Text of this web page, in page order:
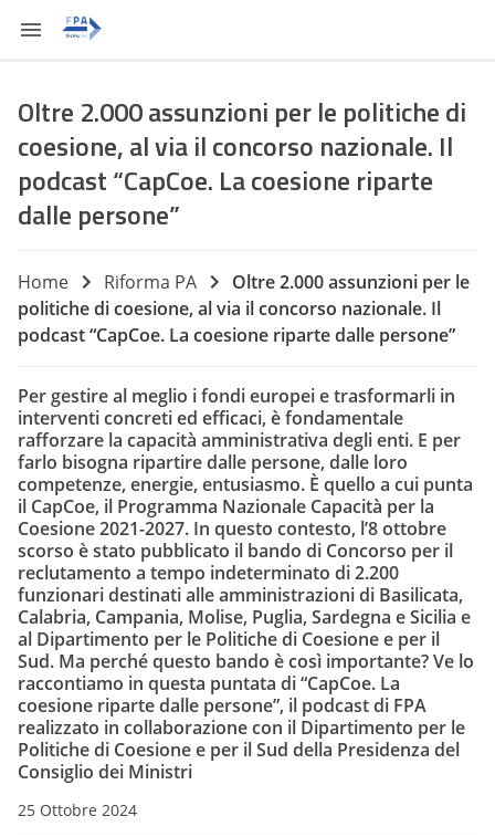
Oltre 2.000 assunzioni per le politiche di
coesione, al via il concorso nazionale. Il
podcast “CapCoe. La coesione riparte
dalle persone”
Home Riforma PA
Oltre 2.000 assunzioni per le
politiche di coesione, al via il concorso nazionale. Il
podcast “CapCoe. La coesione riparte dalle persone”
Per gestire al meglio i fondi europei e trasformarli in
interventi concreti ed efficaci, è fondamentale
rafforzare la capacità amministrativa degli enti. E per
farlo bisogna ripartire dalle persone, dalle loro
competenze, energie, entusiasmo. È quello a cui punta
il CapCoe, il Programma Nazionale Capacità per la
Coesione 2021-2027. In questo contesto, l’8 ottobre
scorso è stato pubblicato il bando di Concorso per il
reclutamento a tempo indeterminato di 2.200
funzionari destinati alle amministrazioni di Basilicata,
Calabria, Campania, Molise, Puglia, Sardegna e Sicilia e
al Dipartimento per le Politiche di Coesione e per il
Sud. Ma perché questo bando è così importante? Ve lo
raccontiamo in questa puntata di “CapCoe. La
coesione riparte dalle persone”, il podcast di FPA
realizzato in collaborazione con il Dipartimento per le
Politiche di Coesione e per il Sud della Presidenza del
Consiglio dei Ministri
25 Ottobre 2024